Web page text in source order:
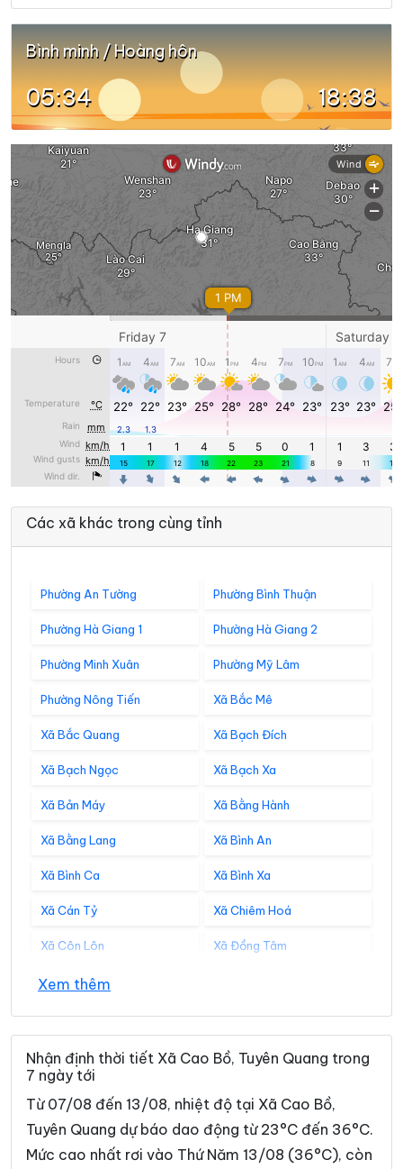
Bình minh / Hoàng hôn
05:34 18:38
Các xã khác trong cùng tỉnh
Phường An Tường Phường Bình Thuận
Phường Hà Giang 1 Phường Hà Giang 2
Phường Minh Xuân Phường Mỹ Lâm
Phường Nông Tiến Xã Bắc Mê
Xã Bắc Quang Xã Bạch Đích
Xã Bạch Ngọc Xã Bạch Xa
Xã Bản Máy Xã Bằng Hành
Xã Bằng Lang Xã Bình An
Xã Bình Ca Xã Bình Xa
Xã Cán Tỷ Xã Chiêm Hoá
Xã Côn Lôn Xã Đồng Tâm
Xã Đông Thọ
Xã Đồng Yên Xã Du Già
Xã Đường Hồng Xã Đường Thượng
Xã Giáp Trung
Xã Hồ Thầu Xã Hòa An
Xã Hoàng Su Phì Xã Hồng Sơn
Xem thêm
Nhận định thời tiết Xã Cao Bồ, Tuyên Quang trong
7 ngày tới
Từ 07/08 đến 13/08, nhiệt độ tại Xã Cao Bồ,
Tuyên Quang dự báo dao động từ 23°C đến 36°C.
Mức cao nhất rơi vào Thứ Năm 13/08 (36°C), còn